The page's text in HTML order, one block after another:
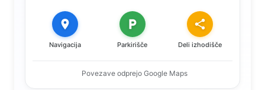
Navigacija Parkirišče Deli izhodišče
Povezave odprejo Google Maps